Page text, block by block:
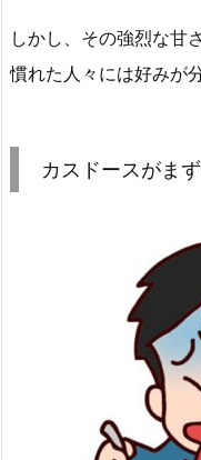
しかし、その強烈な甘
慣れた人々には好みが
カスドースがま